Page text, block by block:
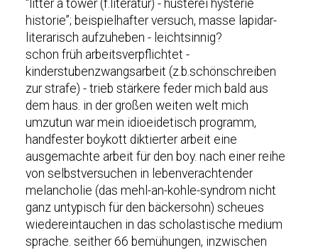
“litter a tower (f.literatur) - husterei hysterie
historie”; beispielhafter versuch, masse lapidar-
literarisch aufzuheben - leichtsinnig?
schon früh arbeitsverpflichtet -
kinderstubenzwangsarbeit (z.b.schönschreiben
zur strafe) - trieb stärkere feder mich bald aus
dem haus. in der großen weiten welt mich
umzutun war mein idioeidetisch programm,
handfester boykott diktierter arbeit eine
ausgemachte arbeit für den boy. nach einer reihe
von selbstversuchen in lebenverachtender
melancholie (das mehl-an-kohle-syndrom nicht
ganz untypisch für den bäckersohn) scheues
wiedereintauchen in das scholastische medium
sprache. seither 66 bemühungen, inzwischen